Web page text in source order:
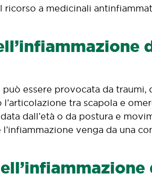
ricorso a medicinali
essere provocata da traumi,
tra scapola e
dall’età o da postura e
venga da una